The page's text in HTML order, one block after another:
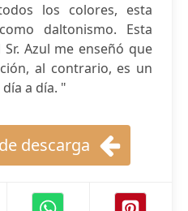
los colores, esta
daltonismo. Esta
Azul me enseñó que
al contrario, es un
a día. "
descarga